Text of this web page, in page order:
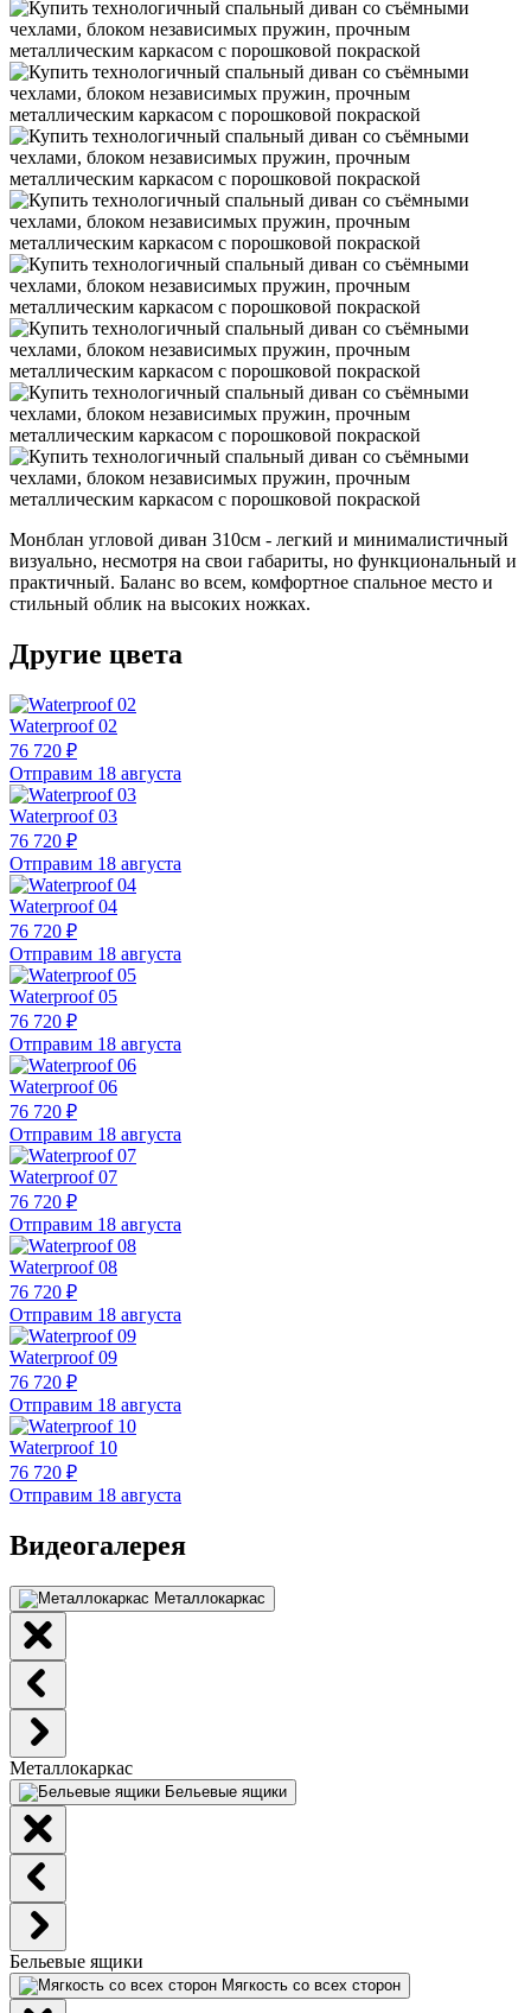
Монблан угловой диван 310см - легкий и минималистичный
визуально, несмотря на свои габариты, но функциональный и
практичный. Баланс во всем, комфортное спальное место и
стильный облик на высоких ножках.
Другие цвета
Waterproof 02
76 720 ₽
Отправим 18 августа
Waterproof 03
76 720 ₽
Отправим 18 августа
Waterproof 04
76 720 ₽
Отправим 18 августа
Waterproof 05
76 720 ₽
Отправим 18 августа
Waterproof 06
76 720 ₽
Отправим 18 августа
Waterproof 07
76 720 ₽
Отправим 18 августа
Waterproof 08
76 720 ₽
Отправим 18 августа
Waterproof 09
76 720 ₽
Отправим 18 августа
Waterproof 10
76 720 ₽
Отправим 18 августа
Видеогалерея
Металлокаркас
Металлокаркас
Бельевые ящики
Бельевые ящики
Мягкость со всех сторон